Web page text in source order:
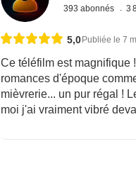
393 abonnés 3
5,0Publiée le 7
Ce téléfilm est magnifique
romances d'époque
mièvrerie... un pur régal !
moi j'ai vraiment vibré